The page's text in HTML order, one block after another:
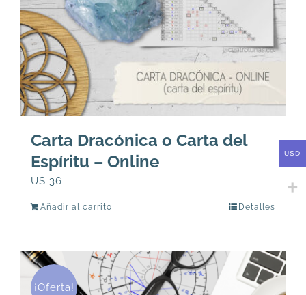
Carta Dracónica o Carta del
Espíritu – Online
U$ 36
Añadir al carrito Detalles
¡Oferta!
USD